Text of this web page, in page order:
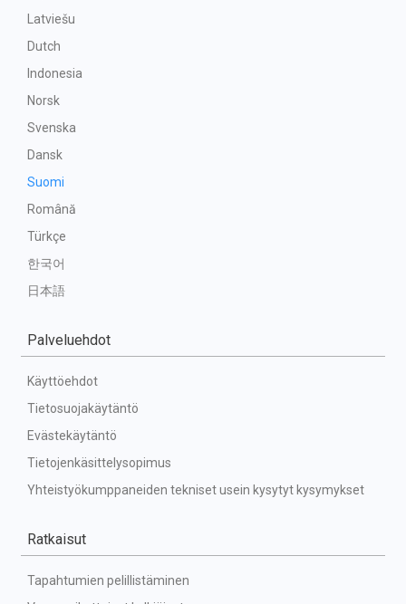
Latviešu
Dutch
Indonesia
Norsk
Svenska
Dansk
Suomi
Română
Türkçe
한국어
日本語
Palveluehdot
Käyttöehdot
Tietosuojakäytäntö
Evästekäytäntö
Tietojenkäsittelysopimus
Yhteistyökumppaneiden tekniset usein kysytyt kysymykset
Ratkaisut
Tapahtumien pelillistäminen